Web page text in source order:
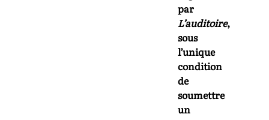
par
L’auditoire,
sous
l’unique
condition
de
soumettre
un